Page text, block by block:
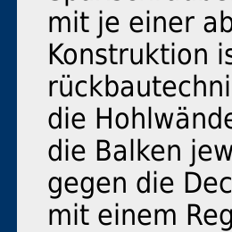
mit je einer
Konstruktion
die
die Balken
gegen die
mit einem